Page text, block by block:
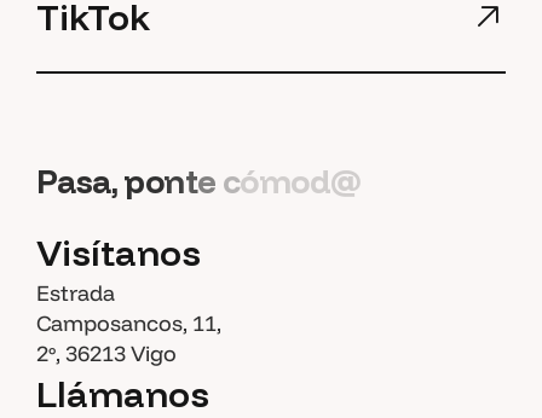
TikTok
Pasa,ponte cómod@
Visítanos
Estrada
Camposancos, 11,
2º, 36213 Vigo
Llámanos